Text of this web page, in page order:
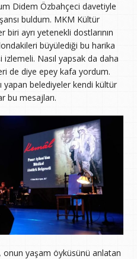
Didem Özbahçeci davetiyle
buldum. MKM Kültür
biri ayrı yetenekli dostlarının
büyülediği bu harika
Nasıl yapsak da daha
de diye epey kafa yordum.
yapan belediyeler kendi kültür
bu mesajları.
onun yaşam öyküsünü anlatan